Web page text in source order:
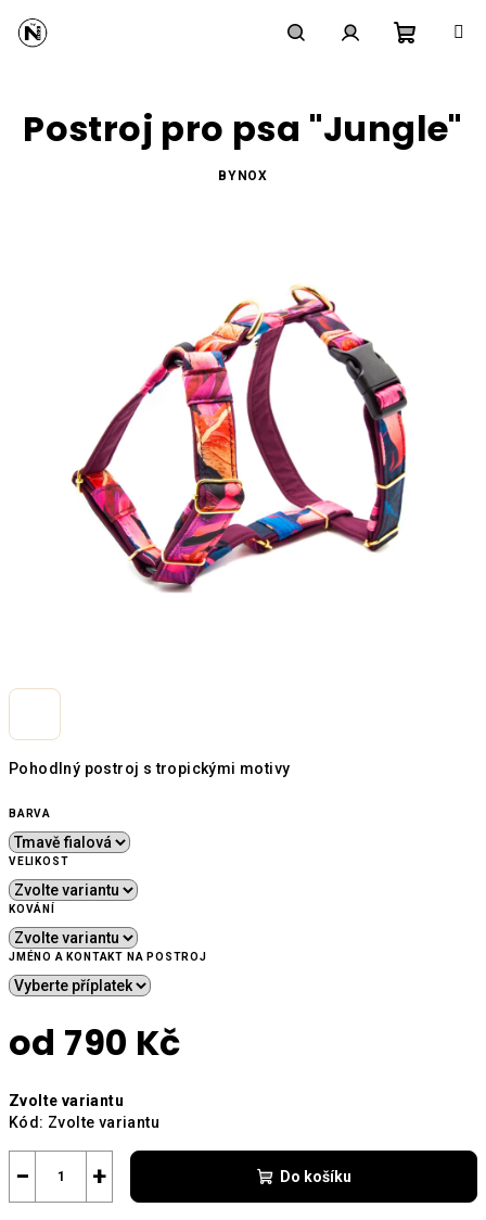
obsah
košík
Pohodlný postroj s tropickými motivy
BARVA
VELIKOST
KOVÁNÍ
JMÉNO A KONTAKT NA POSTROJ
od 790 Kč
cena:
Zvolte variantu
Kód: Zvolte variantu
+
− Do košíku
Postroj pro psa "Jungle"
BYNOX